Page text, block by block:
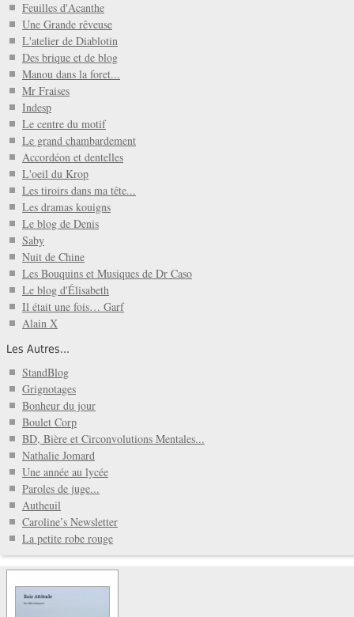
Feuilles d'Acanthe
Une Grande rêveuse
L'atelier de Diablotin
Des brique et de blog
Manou dans la foret...
Mr Fraises
Indesp
Le centre du motif
Le grand chambardement
Accordéon et dentelles
L'oeil du Krop
Les tiroirs dans ma tête...
Les dramas kouigns
Le blog de Denis
Saby
Nuit de Chine
Les Bouquins et Musiques de Dr Caso
Le blog d'Élisabeth
Il était une fois… Garf
Alain X
Les Autres...
StandBlog
Grignotages
Bonheur du jour
Boulet Corp
BD, Bière et Circonvolutions Mentales...
Nathalie Jomard
Une année au lycée
Paroles de juge...
Autheuil
Caroline’s Newsletter
La petite robe rouge